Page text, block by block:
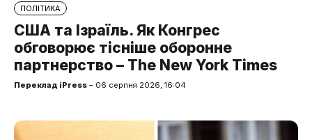
ПОЛІТИКА
США та Ізраїль. Як Конгрес
обговорює тісніше оборонне
партнерство – The New York Times
Переклад iPress – 06 серпня 2026, 16:04